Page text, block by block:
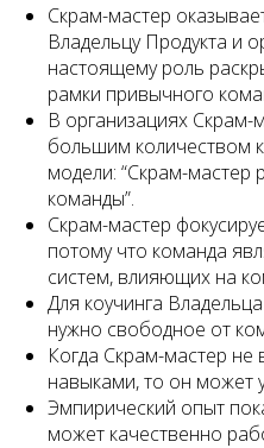
Скрам-мастер
Владельцу Продукта и
настоящему роль
рамки привычного
В организациях Скрам-
большим количеством
модели: “Скрам-мастер
команды”.
Скрам-мастер
потому что команда
систем, влияющих на
Для коучинга
нужно свободное от
Когда Скрам-мастер
навыками, то он может
Эмпирический опыт
может качественно